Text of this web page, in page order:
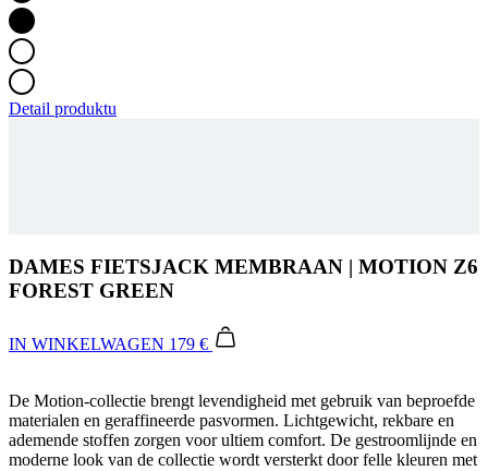
Detail produktu
DAMES FIETSJACK MEMBRAAN | MOTION Z6
FOREST GREEN
IN WINKELWAGEN 179 €
De Motion-collectie brengt levendigheid met gebruik van beproefde
materialen en geraffineerde pasvormen. Lichtgewicht, rekbare en
ademende stoffen zorgen voor ultiem comfort. De gestroomlijnde en
moderne look van de collectie wordt versterkt door felle kleuren met